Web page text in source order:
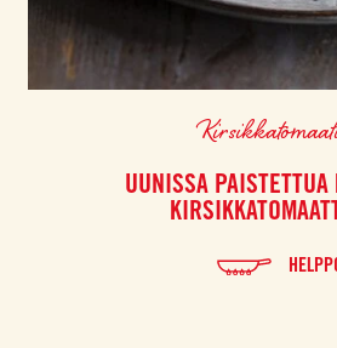
UUNISSA PAISTETTUA